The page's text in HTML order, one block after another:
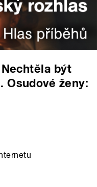
být
Osudové ženy: